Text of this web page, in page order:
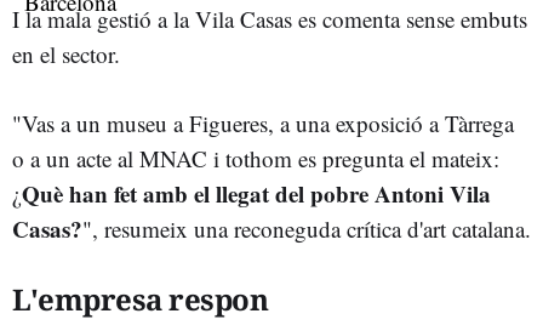
I la mala gestió a la Vila Casas es comenta sense embuts
en el sector.
"Vas a un museu a Figueres, a una exposició a Tàrrega
o a un acte al MNAC i tothom es pregunta el mateix:
¿Què han fet amb el llegat del pobre Antoni Vila
Casas?", resumeix una reconeguda crítica d'art catalana.
L'empresa respon